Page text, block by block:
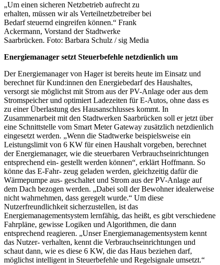
„Um einen sicheren Netzbetrieb aufrecht zu
erhalten, müssen wir als Verteilnetzbetreiber bei
Bedarf steuernd eingreifen können.“ Frank
Ackermann, Vorstand der Stadtwerke
Saarbrücken. Foto: Barbara Schulz / sig Media
Energiemanager setzt Steuerbefehle netzdienlich um
Der Energiemanager von Hager ist bereits heute im Einsatz und
berechnet für Kund:innen den Energiebedarf des Haushaltes,
versorgt sie möglichst mit Strom aus der PV-Anlage oder aus dem
Stromspeicher und optimiert Ladezeiten für E-Autos, ohne dass es
zu einer Überlastung des Hausanschlusses kommt. In
Zusammenarbeit mit den Stadtwerken Saarbrücken soll er jetzt über
eine Schnittstelle vom Smart Meter Gateway zusätzlich netzdienlich
eingesetzt werden. „Wenn die Stadtwerke beispielsweise ein
Leistungslimit von 6 KW für einen Haushalt vorgeben, berechnet
der Energiemanager, wie die steuerbaren Verbrauchseinrichtungen
entsprechend ein- gestellt werden können“, erklärt Hoffmann. So
könne das E-Fahr- zeug geladen werden, gleichzeitig dafür die
Wärmepumpe aus- geschaltet und Strom aus der PV-Anlage auf
dem Dach bezogen werden. „Dabei soll der Bewohner idealerweise
nicht wahrnehmen, dass geregelt wurde.“ Um diese
Nutzerfreundlichkeit sicherzustellen, ist das
Energiemanagementsystem lernfähig, das heißt, es gibt verschiedene
Fahrpläne, gewisse Logiken und Algorithmen, die dann
entsprechend reagieren. „Unser Energiemanagementsystem kennt
das Nutzer- verhalten, kennt die Verbrauchseinrichtungen und
schaut dann, wie es diese 6 KW, die das Haus beziehen darf,
möglichst intelligent in Steuerbefehle und Regelsignale umsetzt.“